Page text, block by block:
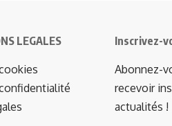
LEGALES Inscrivez-
Abonnez-
recevoir
actualités !